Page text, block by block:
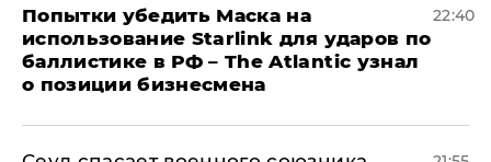
Попытки убедить Маска на
использование Starlink для ударов по
баллистике в РФ – The Atlantic узнал
о позиции бизнесмена
22:40